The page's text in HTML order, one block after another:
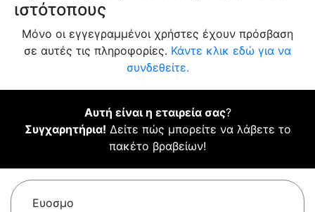
ιστότοπους
Μόνο οι εγγεγραμμένοι χρήστες έχουν πρόσβαση
σε αυτές τις πληροφορίες. Κάντε κλικ εδώ για να
συνδεθείτε.
Αυτή είναι η εταιρεία σας?
Συγχαρητήρια! Δείτε πώς μπορείτε να λάβετε το
πακέτο βραβείων!
Ευοσμο